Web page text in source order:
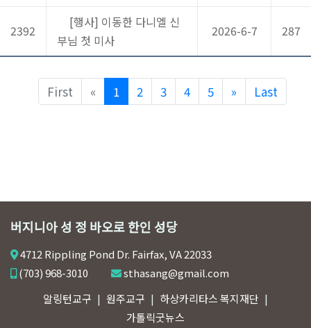
2392
[행사] 이동한 다니엘 신
부님 첫 미사
2026-6-7 287
First « Previous
1 2 3 4 5 » NextLast
버지니아 성 정 바오로 한인 성당
4712 Rippling Pond Dr. Fairfax, VA 22033
(703) 968-3010
sthasang@gmail.com
알링턴교구
원주교구
하상카리타스 복지재단
가톨릭굿뉴스